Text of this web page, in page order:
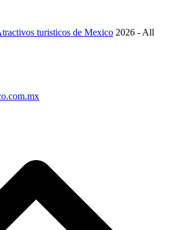
turisticos de Mexico 2026 - All